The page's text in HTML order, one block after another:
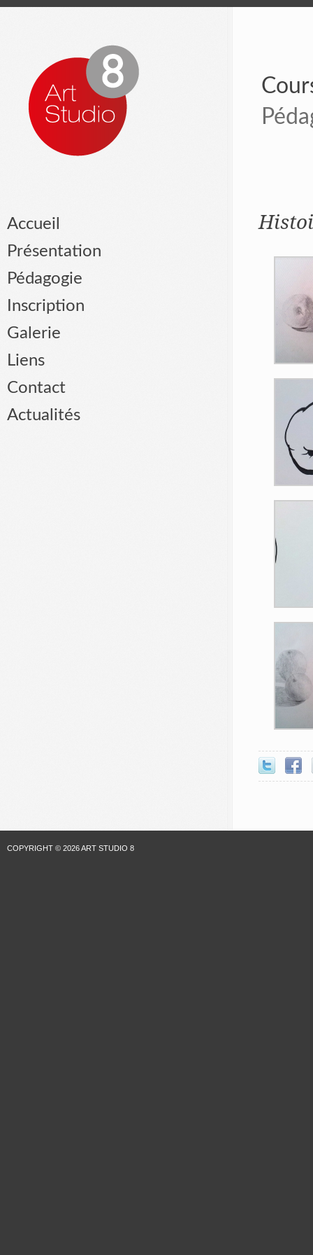
Accueil
Présentation
Pédagogie
Inscription
Galerie
Liens
Contact
Actualités
COPYRIGHT © 2026 ART STUDIO 8